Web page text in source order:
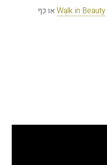
Walk in Beautyאו כף